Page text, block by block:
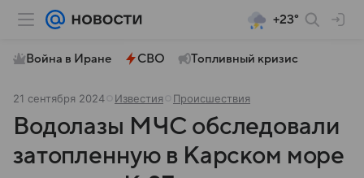
+23°
Война в Иране СВО Топливный кризис
21 сентября 2024 Известия Происшествия
Водолазы МЧС обследовали
затопленную в Карском море